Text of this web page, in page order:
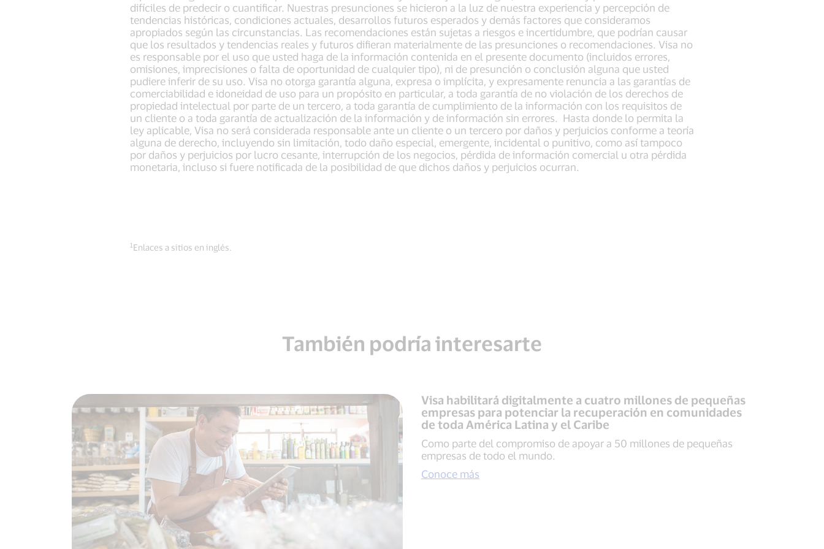
difíciles de predecir o cuantificar. Nuestras presunciones se hicieron a la luz de nuestra experiencia y percepción de
tendencias históricas, condiciones actuales, desarrollos futuros esperados y demás factores que consideramos
apropiados según las circunstancias. Las recomendaciones están sujetas a riesgos e incertidumbre, que podrían causar
que los resultados y tendencias reales y futuros difieran materialmente de las presunciones o recomendaciones. Visa no
es responsable por el uso que usted haga de la información contenida en el presente documento (incluidos errores,
omisiones, imprecisiones o falta de oportunidad de cualquier tipo), ni de presunción o conclusión alguna que usted
pudiere inferir de su uso. Visa no otorga garantía alguna, expresa o implícita, y expresamente renuncia a las garantías de
comerciabilidad e idoneidad de uso para un propósito en particular, a toda garantía de no violación de los derechos de
propiedad intelectual por parte de un tercero, a toda garantía de cumplimiento de la información con los requisitos de
un cliente o a toda garantía de actualización de la información y de información sin errores. Hasta donde lo permita la
ley aplicable, Visa no será considerada responsable ante un cliente o un tercero por daños y perjuicios conforme a teoría
alguna de derecho, incluyendo sin limitación, todo daño especial, emergente, incidental o punitivo, como así tampoco
por daños y perjuicios por lucro cesante, interrupción de los negocios, pérdida de información comercial u otra pérdida
monetaria, incluso si fuere notificada de la posibilidad de que dichos daños y perjuicios ocurran.
1 Enlaces a sitios en inglés.
También podría interesarte
Visa habilitará digitalmente a cuatro millones de pequeñas
empresas para potenciar la recuperación en comunidades
de toda América Latina y el Caribe
Como parte del compromiso de apoyar a 50 millones de pequeñas
empresas de todo el mundo.
Conoce más